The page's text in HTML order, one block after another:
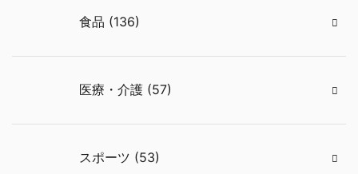
食品 (136)
医療・介護 (57)
スポーツ (53)